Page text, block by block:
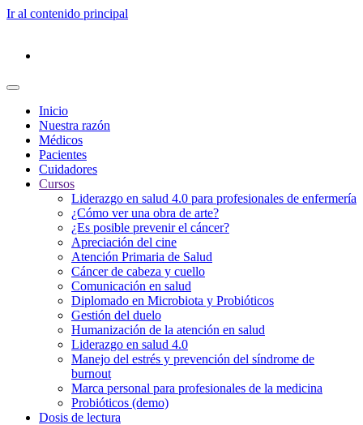
Ir al contenido principal
Inicio
Nuestra razón
Médicos
Pacientes
Cuidadores
Cursos
Liderazgo en salud 4.0 para profesionales de enfermería
¿Cómo ver una obra de arte?
¿Es posible prevenir el cáncer?
Apreciación del cine
Atención Primaria de Salud
Cáncer de cabeza y cuello
Comunicación en salud
Diplomado en Microbiota y Probióticos
Gestión del duelo
Humanización de la atención en salud
Liderazgo en salud 4.0
Manejo del estrés y prevención del síndrome de
burnout
Marca personal para profesionales de la medicina
Probióticos (demo)
Dosis de lectura